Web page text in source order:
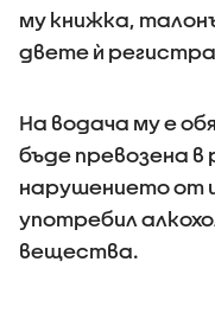
му книжка,
двете ѝ
На водача му е
бъде превозена в
нарушението от
употребил
вещества.